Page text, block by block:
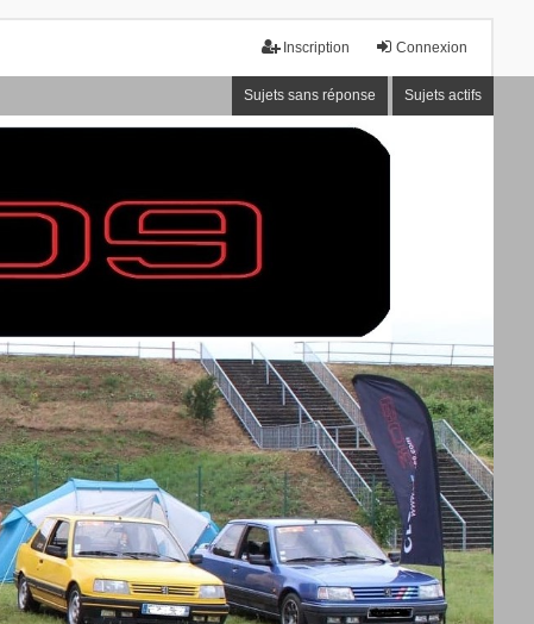
Connexion
Inscription
Sujets sans réponse Sujets actifs